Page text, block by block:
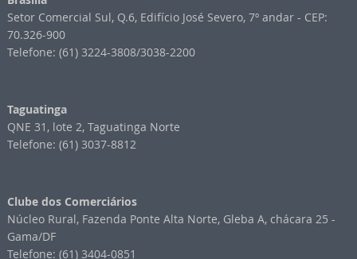
Setor Comercial Sul, Q.6, Edifício José Severo, 7º andar - CEP:
70.326-900
Telefone: (61) 3224-3808/3038-2200
Taguatinga
QNE 31, lote 2, Taguatinga Norte
Telefone: (61) 3037-8812
Clube dos Comerciários
Núcleo Rural, Fazenda Ponte Alta Norte, Gleba A, chácara 25 -
Gama/DF
Telefone: (61) 3404-0851